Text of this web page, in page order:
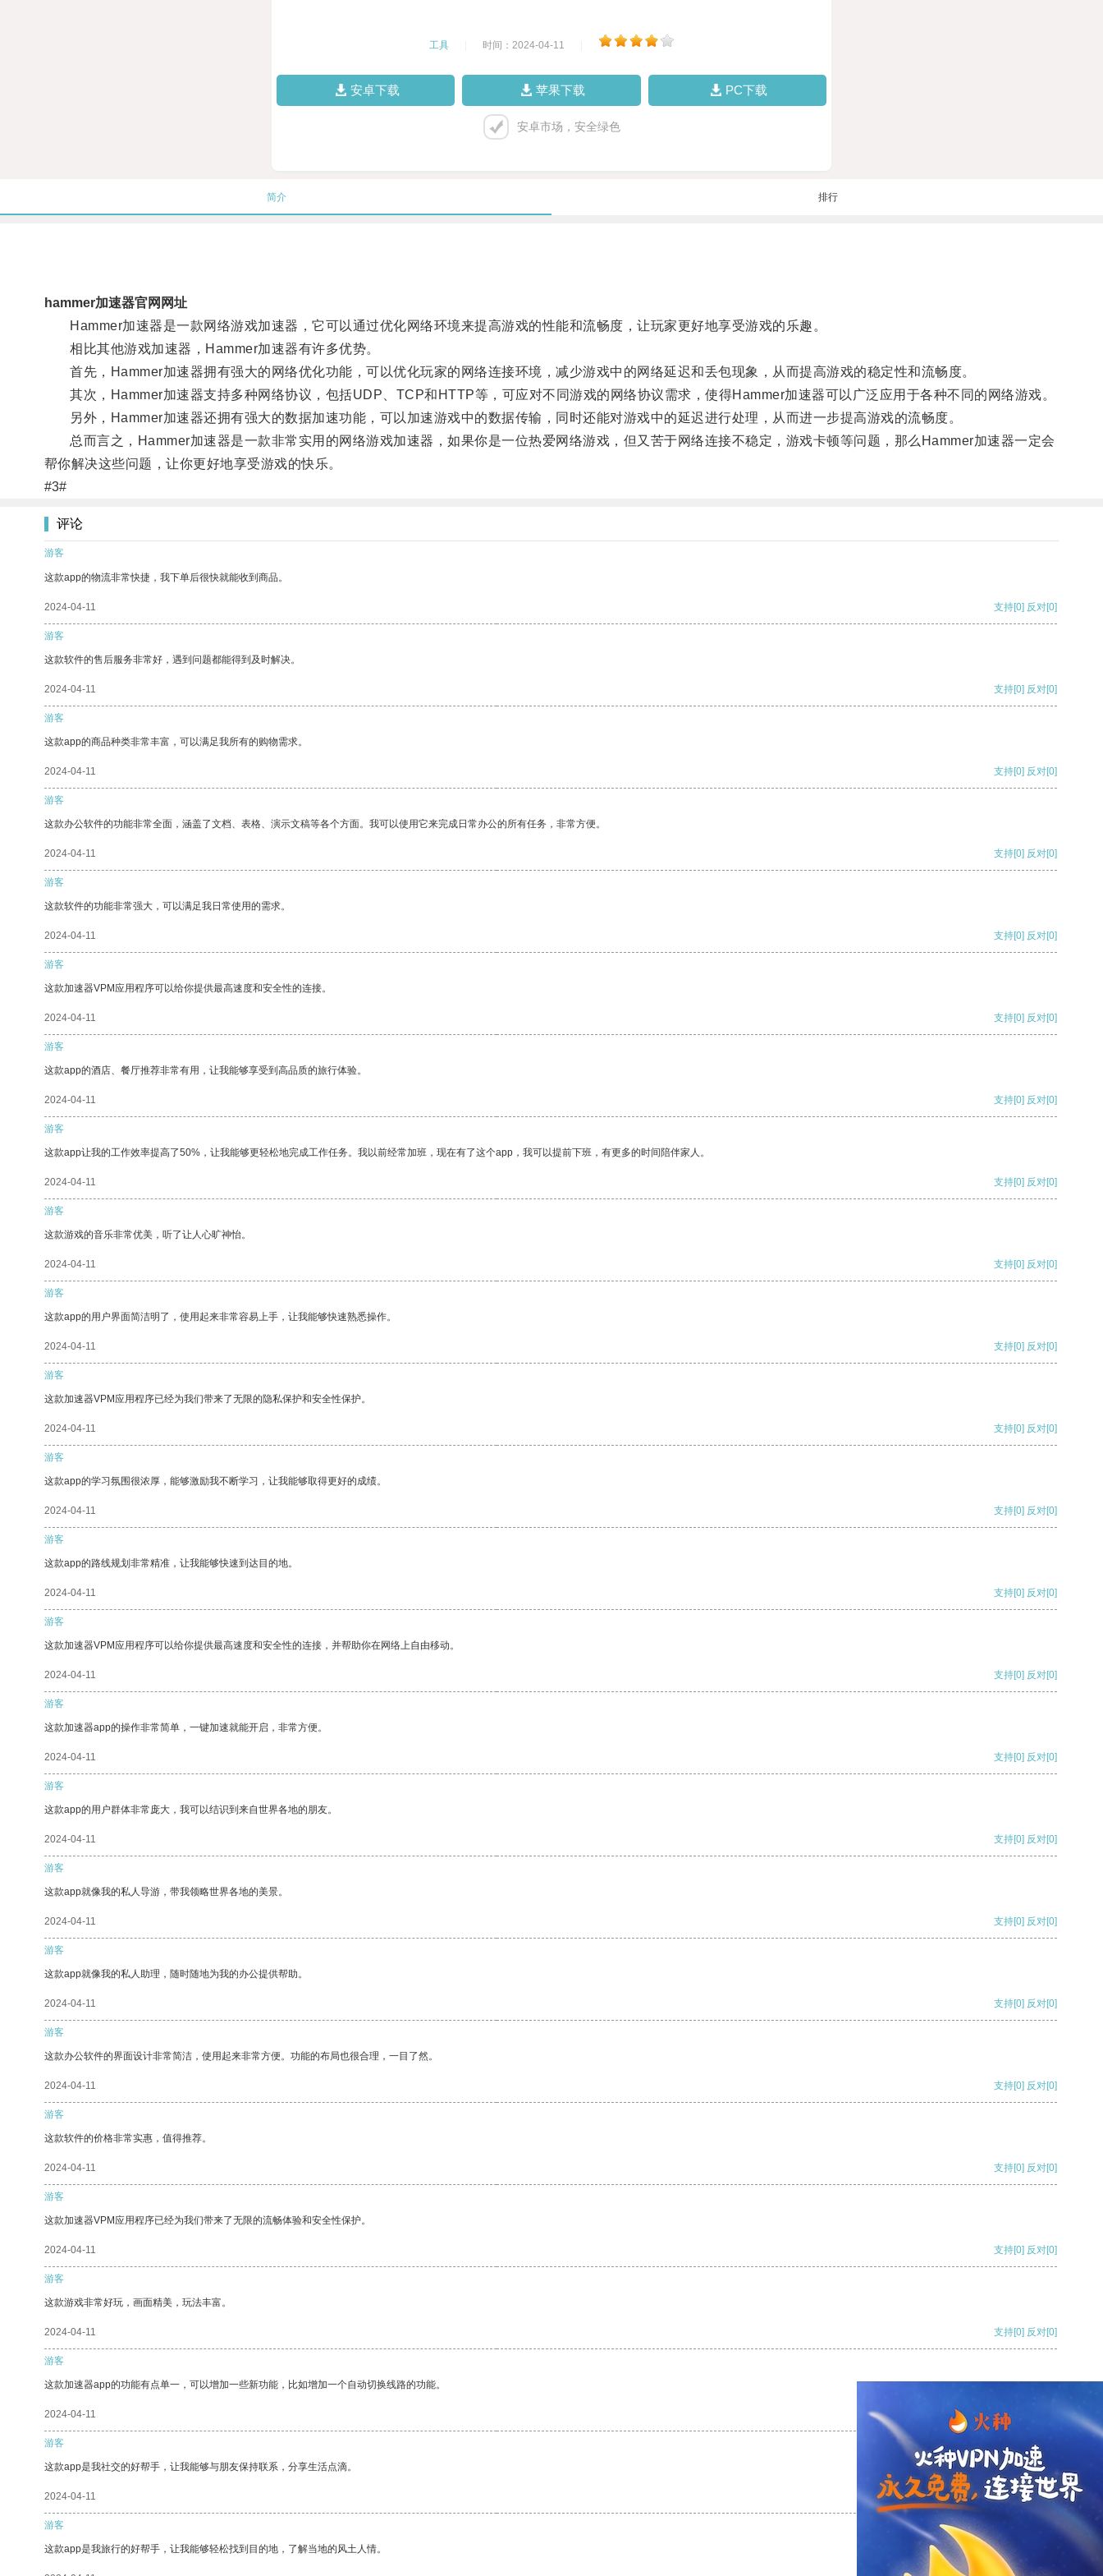
工具 时间：2024-04-11
安卓下载 苹果下载 PC下载
安卓市场，安全绿色
简介 排行
hammer加速器官网网址
Hammer加速器是一款网络游戏加速器，它可以通过优化网络环境来提高游戏的性能和流畅度，让玩家更好地享受游戏的乐趣。
相比其他游戏加速器，Hammer加速器有许多优势。
首先，Hammer加速器拥有强大的网络优化功能，可以优化玩家的网络连接环境，减少游戏中的网络延迟和丢包现象，从而提高游戏的稳定性和流畅度。
其次，Hammer加速器支持多种网络协议，包括UDP、TCP和HTTP等，可应对不同游戏的网络协议需求，使得Hammer加速器可以广泛应用于各种不同的网络游戏。
另外，Hammer加速器还拥有强大的数据加速功能，可以加速游戏中的数据传输，同时还能对游戏中的延迟进行处理，从而进一步提高游戏的流畅度。
总而言之，Hammer加速器是一款非常实用的网络游戏加速器，如果你是一位热爱网络游戏，但又苦于网络连接不稳定，游戏卡顿等问题，那么Hammer加速器一定会
帮你解决这些问题，让你更好地享受游戏的快乐。
#3#
评论
游客
这款app的物流非常快捷，我下单后很快就能收到商品。
2024-04-11 支持[0] 反对[0]
游客
这款软件的售后服务非常好，遇到问题都能得到及时解决。
2024-04-11 支持[0] 反对[0]
游客
这款app的商品种类非常丰富，可以满足我所有的购物需求。
2024-04-11 支持[0] 反对[0]
游客
这款办公软件的功能非常全面，涵盖了文档、表格、演示文稿等各个方面。我可以使用它来完成日常办公的所有任务，非常方便。
2024-04-11 支持[0] 反对[0]
游客
这款软件的功能非常强大，可以满足我日常使用的需求。
2024-04-11 支持[0] 反对[0]
游客
这款加速器VPM应用程序可以给你提供最高速度和安全性的连接。
2024-04-11 支持[0] 反对[0]
游客
这款app的酒店、餐厅推荐非常有用，让我能够享受到高品质的旅行体验。
2024-04-11 支持[0] 反对[0]
游客
这款app让我的工作效率提高了50%，让我能够更轻松地完成工作任务。我以前经常加班，现在有了这个app，我可以提前下班，有更多的时间陪伴家人。
2024-04-11 支持[0] 反对[0]
游客
这款游戏的音乐非常优美，听了让人心旷神怡。
2024-04-11 支持[0] 反对[0]
游客
这款app的用户界面简洁明了，使用起来非常容易上手，让我能够快速熟悉操作。
2024-04-11 支持[0] 反对[0]
游客
这款加速器VPM应用程序已经为我们带来了无限的隐私保护和安全性保护。
2024-04-11 支持[0] 反对[0]
游客
这款app的学习氛围很浓厚，能够激励我不断学习，让我能够取得更好的成绩。
2024-04-11 支持[0] 反对[0]
游客
这款app的路线规划非常精准，让我能够快速到达目的地。
2024-04-11 支持[0] 反对[0]
游客
这款加速器VPM应用程序可以给你提供最高速度和安全性的连接，并帮助你在网络上自由移动。
2024-04-11 支持[0] 反对[0]
游客
这款加速器app的操作非常简单，一键加速就能开启，非常方便。
2024-04-11 支持[0] 反对[0]
游客
这款app的用户群体非常庞大，我可以结识到来自世界各地的朋友。
2024-04-11 支持[0] 反对[0]
游客
这款app就像我的私人导游，带我领略世界各地的美景。
2024-04-11 支持[0] 反对[0]
游客
这款app就像我的私人助理，随时随地为我的办公提供帮助。
2024-04-11 支持[0] 反对[0]
游客
这款办公软件的界面设计非常简洁，使用起来非常方便。功能的布局也很合理，一目了然。
2024-04-11 支持[0] 反对[0]
游客
这款软件的价格非常实惠，值得推荐。
2024-04-11 支持[0] 反对[0]
游客
这款加速器VPM应用程序已经为我们带来了无限的流畅体验和安全性保护。
2024-04-11 支持[0] 反对[0]
游客
这款游戏非常好玩，画面精美，玩法丰富。
2024-04-11 支持[0] 反对[0]
游客
这款加速器app的功能有点单一，可以增加一些新功能，比如增加一个自动切换线路的功能。
2024-04-11 支持
游客
这款app是我社交的好帮手，让我能够与朋友保持联系，分享生活点滴。
2024-04-11 支持[0] 反对[0]
游客
这款app是我旅行的好帮手，让我能够轻松找到目的地，了解当地的风土人情。